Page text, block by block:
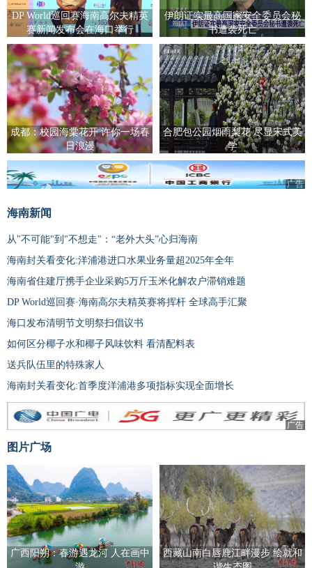
DP World巡回赛海南高尔夫精英
赛新闻发布会在海口举行
伊朗证实最高国家安全委员会秘
书遭袭死亡
成都：校园海棠花开 许你一场春
日浪漫
合肥包公园烟雨梨花 尽显宋式美
学
广告
海南新闻
从"不可能"到"不想走"：“老外大头”心归海南
海南封关看变化:洋浦港进口水果业务量超2025年全年
海南省住建厅携手企业采购5万斤玉米化解农户滞销难题
DP World巡回赛·海南高尔夫精英赛将挥杆 全球高手汇聚
海口发布清明节文明祭扫倡议书
如何区分椰子水和椰子风味饮料 看清配料表
送兵队伍里的特殊家人
海南封关看变化:首季度洋浦港多项指标实现全面增长
广告
图片广场
广西阳朔：春游遇龙河 人在画中
西藏山南白唇鹿江畔漫步 绘就和